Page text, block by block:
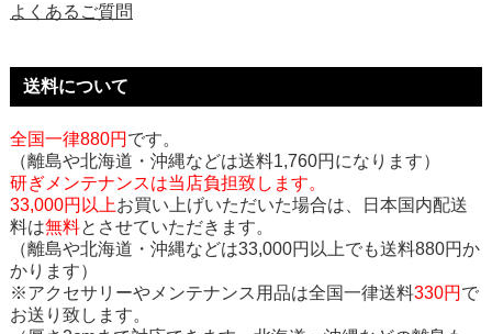
よくあるご質問
送料について
全国一律880円 です。
（離島や北海道・沖縄などは送料1,760円になります）
研ぎメンテナンスは当店負担致します。
33,000円以上お買い上げいただいた場合は、日本国内配送
料は無料とさせていただきます。
（離島や北海道・沖縄などは33,000円以上でも送料880円か
かります）
※アクセサリーやメンテナンス用品は全国一律送料330円 で
お送り致します。